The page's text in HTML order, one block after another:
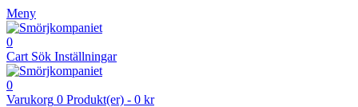
Meny
0
Cart Sök Inställningar
0
Varukorg 0 Produkt(er) - 0 kr